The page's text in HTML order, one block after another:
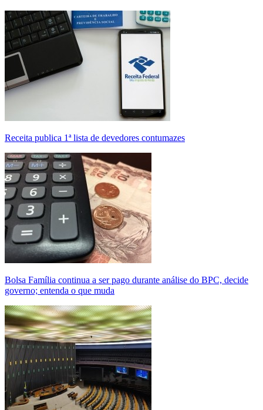
Receita publica 1ª lista de devedores contumazes
Bolsa Família continua a ser pago durante análise do BPC, decide
governo; entenda o que muda